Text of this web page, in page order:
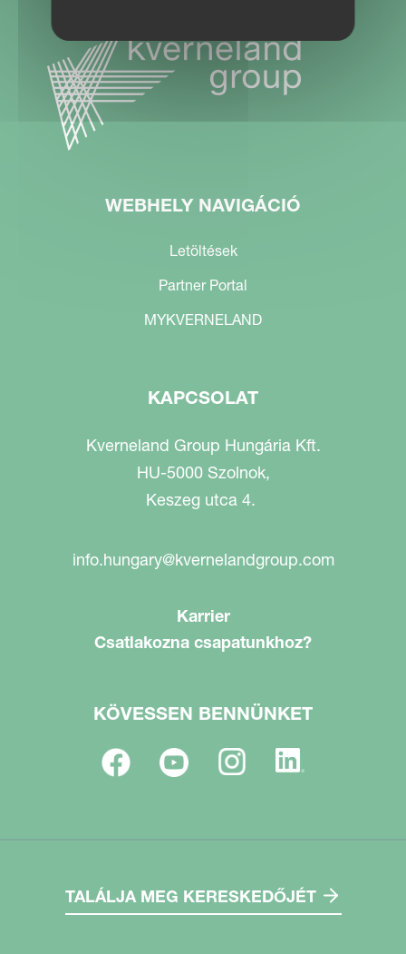
WEBHELY NAVIGÁCIÓ
Letöltések
Partner Portal
MYKVERNELAND
KAPCSOLAT
Kverneland Group Hungária Kft.
HU-5000 Szolnok,
Keszeg utca 4.
info.hungary@kvernelandgroup.com
Karrier
Csatlakozna csapatunkhoz?
KÖVESSEN BENNÜNKET
TALÁLJA MEG KERESKEDŐJÉT